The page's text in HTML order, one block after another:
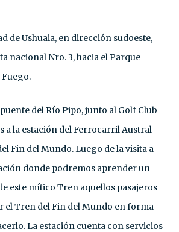
de Ushuaia, en dirección sudoeste,
nacional Nro. 3, hacia el Parque
del Río Pipo, junto al Golf Club
a la estación del Ferrocarril Austral
Fin del Mundo. Luego de la visita a
donde podremos aprender un
este mítico Tren aquellos pasajeros
el Tren del Fin del Mundo en forma
La estación cuenta con servicios